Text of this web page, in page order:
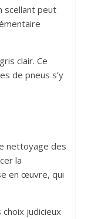
scellant peut
clair. Ce
de pneus s’y
nettoyage des
la
en œuvre, qui
judicieux